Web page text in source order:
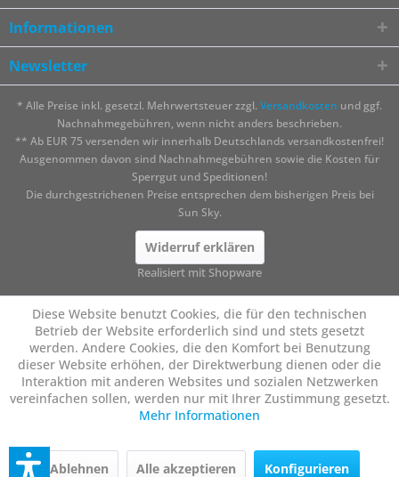
Informationen
Newsletter
* Alle Preise inkl. gesetzl. Mehrwertsteuer zzgl. Versandkosten und ggf.
Nachnahmegebühren, wenn nicht anders beschrieben.
** Ab EUR 75 versenden wir innerhalb Deutschlands versandkostenfrei!
Ausgenommen davon sind Nachnahmegebühren sowie die Kosten für
Sperrgut und Speditionen!
Die durchgestrichenen Preise entsprechen dem bisherigen Preis bei
Sun Sky.
Widerruf erklären
Realisiert mit Shopware
Diese Website benutzt Cookies, die für den technischen
Betrieb der Website erforderlich sind und stets gesetzt
werden. Andere Cookies, die den Komfort bei Benutzung
dieser Website erhöhen, der Direktwerbung dienen oder die
Interaktion mit anderen Websites und sozialen Netzwerken
vereinfachen sollen, werden nur mit Ihrer Zustimmung gesetzt.
Mehr Informationen
Ablehnen Alle akzeptieren Konfigurieren